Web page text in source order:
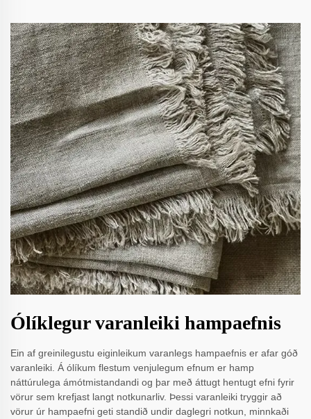
Ólíklegur varanleiki hampaefnis
Ein af greinilegustu eiginleikum varanlegs hampaefnis er afar góð
varanleiki. Á ólíkum flestum venjulegum efnum er hamp
náttúrulega ámótmistandandi og þar með áttugt hentugt efni fyrir
vörur sem krefjast langt notkunarliv. Þessi varanleiki tryggir að
vörur úr hampaefni geti standið undir daglegri notkun, minnkaði